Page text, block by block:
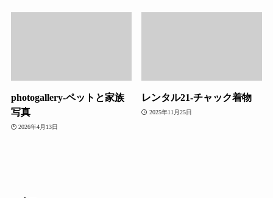
photogallery-ペットと家族
写真
2026年4月13日
レンタル21-チャック着物
2025年11月25日